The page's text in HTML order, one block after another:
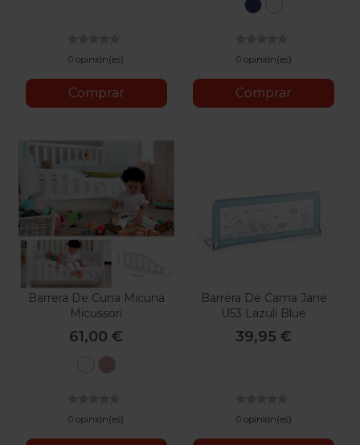
0 opinión(es)
Comprar
0 opinión(es)
Comprar
Barrera De Cuna Micuna
Micussori
61,00 €
BlancoNatural
0 opinión(es)
Barrera De Cama Jane
U53 Lazuli Blue
39,95 €
0 opinión(es)